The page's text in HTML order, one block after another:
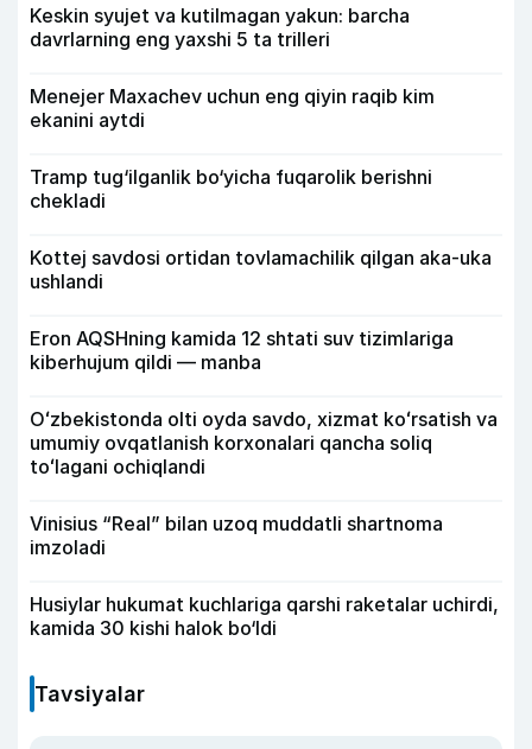
Keskin syujet va kutilmagan yakun: barcha
davrlarning eng yaxshi 5 ta trilleri
Menejer Maxachev uchun eng qiyin raqib kim
ekanini aytdi
Tramp tug‘ilganlik bo‘yicha fuqarolik berishni
chekladi
Kottej savdosi ortidan tovlamachilik qilgan aka-uka
ushlandi
Eron AQSHning kamida 12 shtati suv tizimlariga
kiberhujum qildi — manba
Oʻzbekistonda olti oyda savdo, xizmat koʻrsatish va
umumiy ovqatlanish korxonalari qancha soliq
toʻlagani ochiqlandi
Vinisius “Real” bilan uzoq muddatli shartnoma
imzoladi
Husiylar hukumat kuchlariga qarshi raketalar uchirdi,
kamida 30 kishi halok bo‘ldi
Tavsiyalar